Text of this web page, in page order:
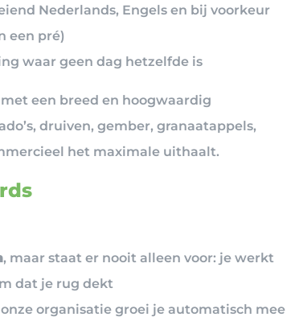
Nederlands, Engels en bij voorkeur
een pré)
waar geen dag hetzelfde is
een breed en hoogwaardig
druiven, gember, granaatappels,
het maximale uithaalt.
, maar staat er nooit alleen voor: je werkt
dat je rug dekt
onze organisatie groei je automatisch mee